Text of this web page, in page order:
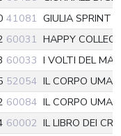
41081 GIULIA SPRINT
60031 HAPPY
60033 I VOLTI DEL
52054 IL CORPO
60084 IL CORPO
60002 IL LIBRO DEI